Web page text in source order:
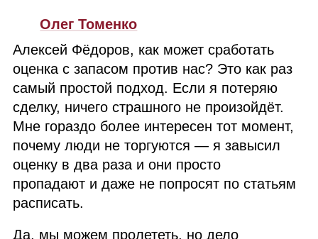
Олег Томенко
Алексей Фёдоров, как может сработать
оценка с запасом против нас? Это как раз
самый простой подход. Если я потеряю
сделку, ничего страшного не произойдёт.
Мне гораздо более интересен тот момент,
почему люди не торгуются — я завысил
оценку в два раза и они просто
пропадают и даже не попросят по статьям
расписать.
Да, мы можем пролететь, но дело